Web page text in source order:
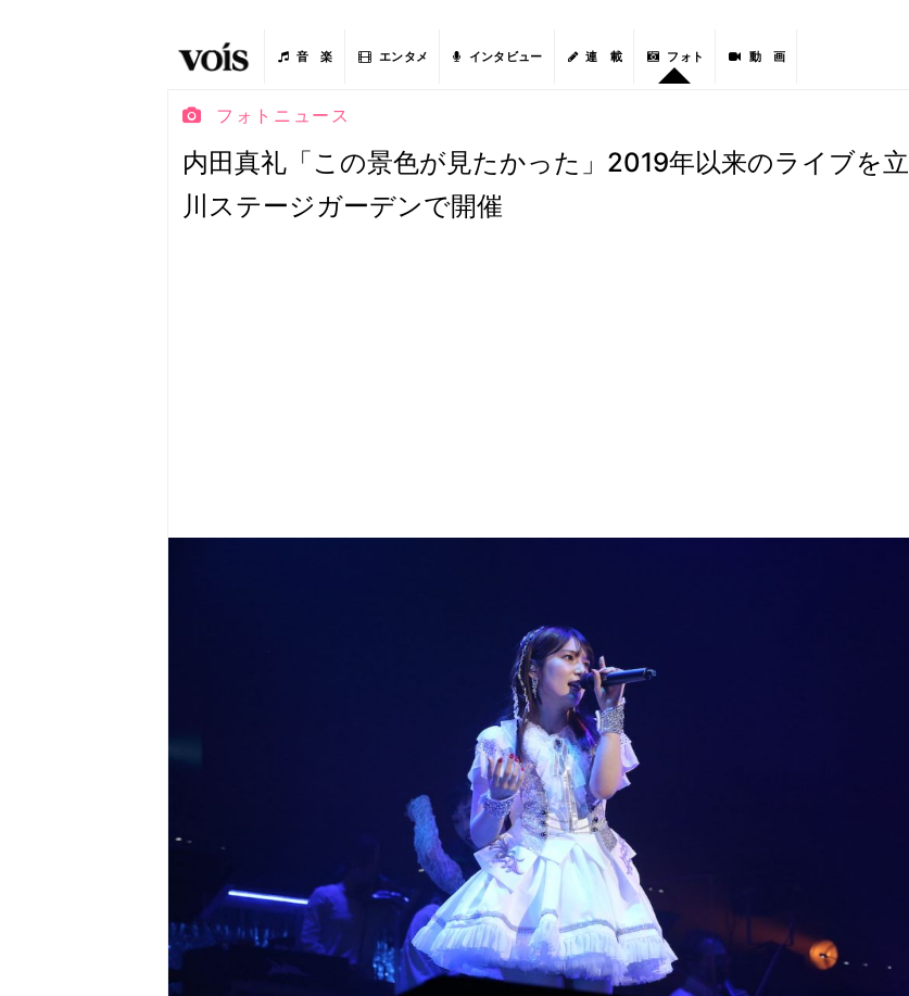
音 楽 エンタメ インタビュー 連 載 フォト 動 画
フォトニュース
内田真礼「この景色が見たかった」2019年以来のライブを立
川ステージガーデンで開催